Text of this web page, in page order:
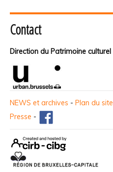
Contact
Direction du Patrimoine culturel
NEWS et archives - Plan du site
Presse -